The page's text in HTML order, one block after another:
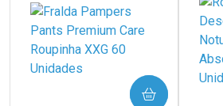
COMPRAR